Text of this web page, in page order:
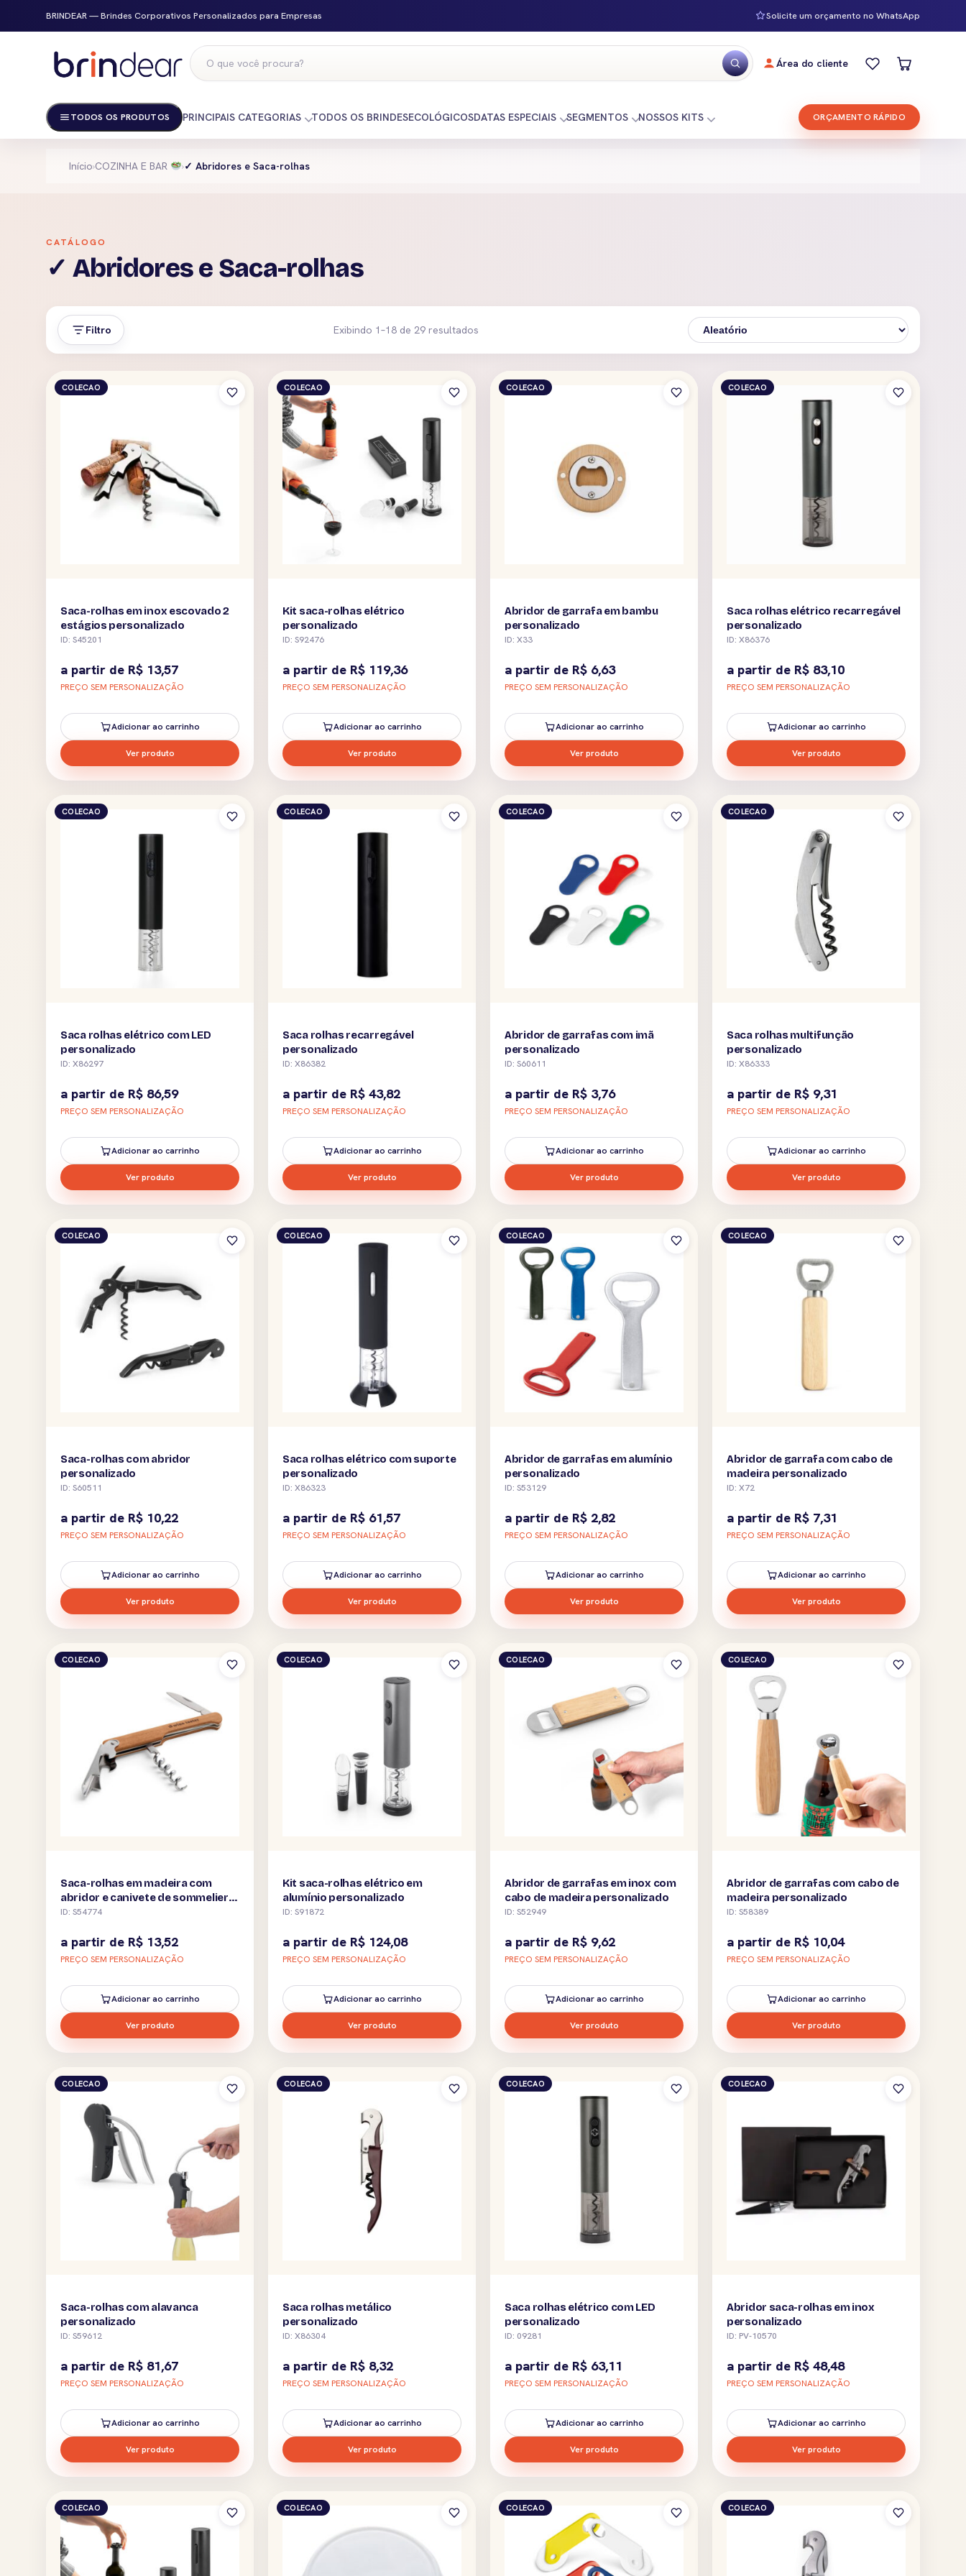
BRINDEAR — Brindes Corporativos Personalizados para Empresas Solicite um orçamento no WhatsApp
Área do cliente
TODOS OS PRODUTOS PRINCIPAIS CATEGORIAS TODOS OS BRINDESECOLÓGICOSDATAS ESPECIAIS SEGMENTOS NOSSOS KITS ORÇAMENTO RÁPIDO
Início›COZINHA E BAR ›✓ Abridores e Saca-rolhas
CATÁLOGO
✓ Abridores e Saca-rolhas
Filtro Exibindo 1–18 de 29 resultados
COLECAO
Saca-rolhas em inox escovado 2
estágios personalizado
ID: S45201
a partir de R$ 13,57
PREÇO SEM PERSONALIZAÇÃO
Adicionar ao carrinho
Ver produto
COLECAO
Kit saca-rolhas elétrico
personalizado
ID: S92476
a partir de R$ 119,36
PREÇO SEM PERSONALIZAÇÃO
Adicionar ao carrinho
Ver produto
COLECAO
Abridor de garrafa em bambu
personalizado
ID: X33
a partir de R$ 6,63
PREÇO SEM PERSONALIZAÇÃO
Adicionar ao carrinho
Ver produto
COLECAO
Saca rolhas elétrico recarregável
personalizado
ID: X86376
a partir de R$ 83,10
PREÇO SEM PERSONALIZAÇÃO
Adicionar ao carrinho
Ver produto
COLECAO
Saca rolhas elétrico com LED
personalizado
ID: X86297
a partir de R$ 86,59
PREÇO SEM PERSONALIZAÇÃO
Adicionar ao carrinho
Ver produto
COLECAO
Saca rolhas recarregável
personalizado
ID: X86382
a partir de R$ 43,82
PREÇO SEM PERSONALIZAÇÃO
Adicionar ao carrinho
Ver produto
COLECAO
Abridor de garrafas com imã
personalizado
ID: S60611
a partir de R$ 3,76
PREÇO SEM PERSONALIZAÇÃO
Adicionar ao carrinho
Ver produto
COLECAO
Saca rolhas multifunção
personalizado
ID: X86333
a partir de R$ 9,31
PREÇO SEM PERSONALIZAÇÃO
Adicionar ao carrinho
Ver produto
COLECAO
Saca-rolhas com abridor
personalizado
ID: S60511
a partir de R$ 10,22
PREÇO SEM PERSONALIZAÇÃO
Adicionar ao carrinho
Ver produto
COLECAO
Saca rolhas elétrico com suporte
personalizado
ID: X86323
a partir de R$ 61,57
PREÇO SEM PERSONALIZAÇÃO
Adicionar ao carrinho
Ver produto
COLECAO
Abridor de garrafas em alumínio
personalizado
ID: S53129
a partir de R$ 2,82
PREÇO SEM PERSONALIZAÇÃO
Adicionar ao carrinho
Ver produto
COLECAO
Abridor de garrafa com cabo de
madeira personalizado
ID: X72
a partir de R$ 7,31
PREÇO SEM PERSONALIZAÇÃO
Adicionar ao carrinho
Ver produto
COLECAO
Saca-rolhas em madeira com
abridor e canivete de sommelier
personalizado
ID: S54774
a partir de R$ 13,52
PREÇO SEM PERSONALIZAÇÃO
Adicionar ao carrinho
Ver produto
COLECAO
Kit saca-rolhas elétrico em
alumínio personalizado
ID: S91872
a partir de R$ 124,08
PREÇO SEM PERSONALIZAÇÃO
Adicionar ao carrinho
Ver produto
COLECAO
Abridor de garrafas em inox com
cabo de madeira personalizado
ID: S52949
a partir de R$ 9,62
PREÇO SEM PERSONALIZAÇÃO
Adicionar ao carrinho
Ver produto
COLECAO
Abridor de garrafas com cabo de
madeira personalizado
ID: S58389
a partir de R$ 10,04
PREÇO SEM PERSONALIZAÇÃO
Adicionar ao carrinho
Ver produto
COLECAO
Saca-rolhas com alavanca
personalizado
ID: S59612
a partir de R$ 81,67
PREÇO SEM PERSONALIZAÇÃO
Adicionar ao carrinho
Ver produto
COLECAO
Saca rolhas metálico
personalizado
ID: X86304
a partir de R$ 8,32
PREÇO SEM PERSONALIZAÇÃO
Adicionar ao carrinho
Ver produto
COLECAO
Saca rolhas elétrico com LED
personalizado
ID: 09281
a partir de R$ 63,11
PREÇO SEM PERSONALIZAÇÃO
Adicionar ao carrinho
Ver produto
COLECAO
Abridor saca-rolhas em inox
personalizado
ID: PV-10570
a partir de R$ 48,48
PREÇO SEM PERSONALIZAÇÃO
Adicionar ao carrinho
Ver produto
COLECAO COLECAO COLECAO COLECAO